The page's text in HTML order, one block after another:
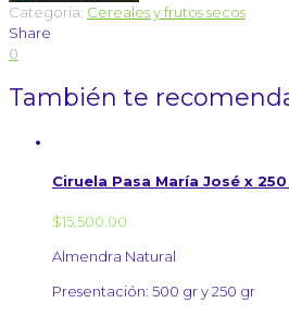
Categoría: Cereales y frutos secos
Share
0
También te
Ciruela Pasa María José x
$15,500.00
Almendra Natural
Presentación: 500 gr y 250 gr